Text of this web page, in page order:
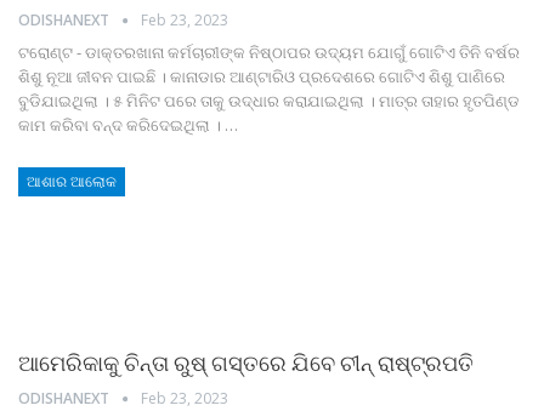
ODISHANEXT Feb 23, 2023
ଟରୋଣ୍ଟ - ଡାକ୍ତରଖାନା କର୍ମଚାରୀଙ୍କ ନିଷ୍ଠାପର ଉଦ୍ୟମ ଯୋଗୁଁ ଗୋଟିଏ ତିନି ବର୍ଷର
ଶିଶୁ ନୂଆ ଜୀବନ ପାଇଛି । କାନାଡାର ଆଣ୍ଟାରିଓ ପ୍ରଦେଶରେ ଗୋଟିଏ ଶିଶୁ ପାଣିରେ
ବୁଡିଯାଇଥିଲା । ୫ ମିନିଟ ପରେ ତାକୁ ଉଦ୍ଧାର କରାଯାଇଥିଲା । ମାତ୍ର ତାହାର ହୃତପିଣ୍ଡ
କାମ କରିବା ବନ୍ଦ କରିଦେଇଥିଲା । …
ଆଶାର ଆଲୋକ
ଆମେରିକାକୁ ଚିନ୍ତା ରୁଷ୍‌ ଗସ୍ତରେ ଯିବେ ଚୀନ୍‌ ରାଷ୍ଟ୍ରପତି
ODISHANEXT Feb 23, 2023